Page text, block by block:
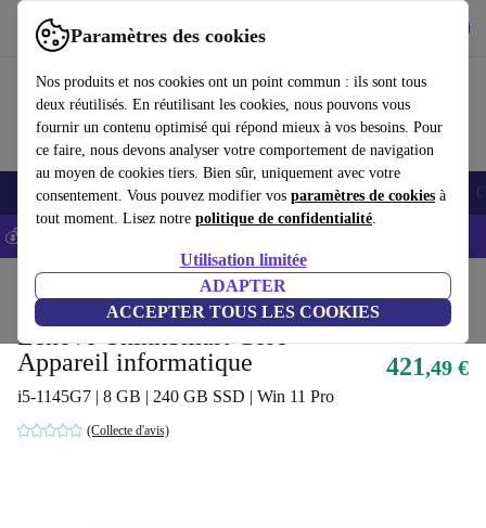
Paramètres des cookies
Nos produits et nos cookies ont un point commun : ils sont tous
deux réutilisés. En réutilisant les cookies, nous pouvons vous
fournir un contenu optimisé qui répond mieux à vos besoins. Pour
ce faire, nous devons analyser votre comportement de navigation
au moyen de cookies tiers. Bien sûr, uniquement avec votre
consentement. Vous pouvez modifier vos paramètres de cookies à
tout moment. Lisez notre politique de confidentialité.
Utilisation limitée
ADAPTER
ACCEPTER TOUS LES COOKIES
Utilisez refurbed rapidement et facilement
Smartphones Laptops Tablettes Montres connectées Accessoires
💰-5% EXTRA sur les iPhones – Code: IPHONEDEAL -
Ordinateurs de bureau Ordinateurs de bureau Lenovo
Lenovo ThinkSmart Core
Appareil informatique
i5-1145G7 | 8 GB | 240 GB SSD | Win 11 Pro
(Collecte d'avis)
421,49 €